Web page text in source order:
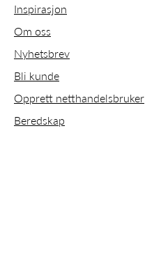
Inspirasjon
Om oss
Nyhetsbrev
Bli kunde
Opprett netthandelsbruker
Beredskap